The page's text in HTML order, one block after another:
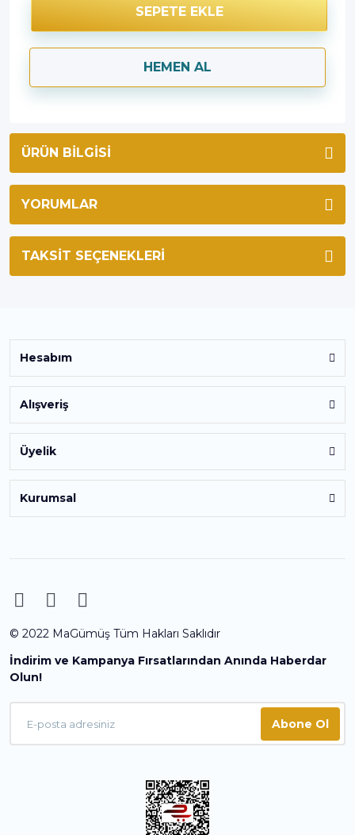
SEPETE EKLE
HEMEN AL
ÜRÜN BILGISI
YORUMLAR
TAKSIT SEÇENEKLERI
Hesabım
Alışveriş
Üyelik
Kurumsal
© 2022 MaGümüş Tüm Hakları Saklıdır
İndirim ve Kampanya Fırsatlarından Anında Haberdar
Olun!
Abone Ol